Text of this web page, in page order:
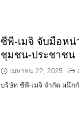
ซีพี-เมจิ จับมือห
ชุมชน-ประชาชน
เมษายน 22, 2025
บริษัท ซีพี-เมจิ จำกัด ผนึก